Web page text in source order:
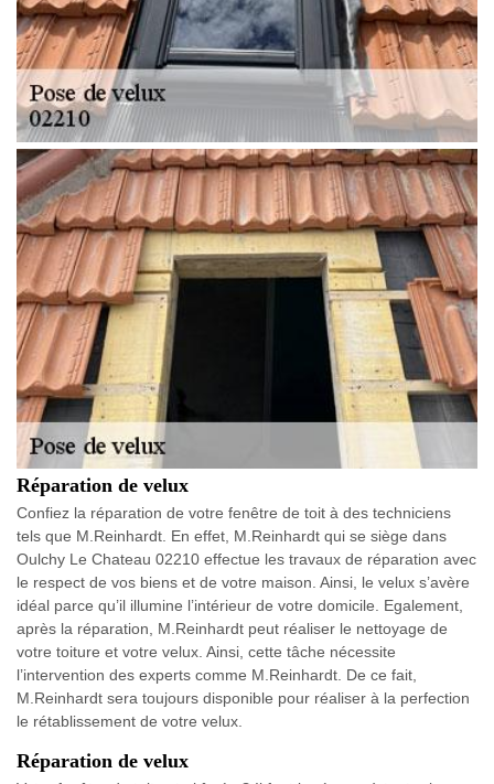
Réparation de velux
Confiez la réparation de votre fenêtre de toit à des techniciens
tels que M.Reinhardt. En effet, M.Reinhardt qui se siège dans
Oulchy Le Chateau 02210 effectue les travaux de réparation avec
le respect de vos biens et de votre maison. Ainsi, le velux s’avère
idéal parce qu’il illumine l’intérieur de votre domicile. Egalement,
après la réparation, M.Reinhardt peut réaliser le nettoyage de
votre toiture et votre velux. Ainsi, cette tâche nécessite
l’intervention des experts comme M.Reinhardt. De ce fait,
M.Reinhardt sera toujours disponible pour réaliser à la perfection
le rétablissement de votre velux.
Réparation de velux